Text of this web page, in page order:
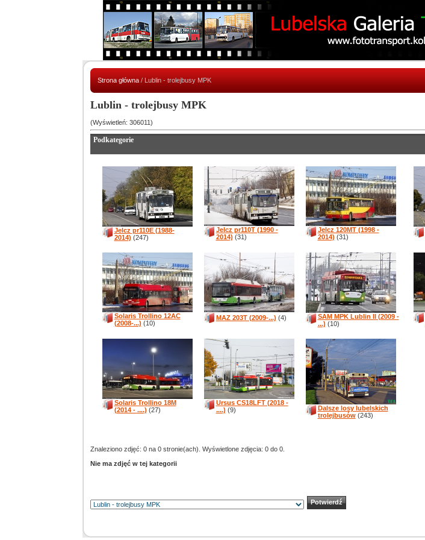
Strona główna/ Lublin - trolejbusy MPK
Lublin - trolejbusy MPK
(Wyświetleń: 306011)
Podkategorie
Jelcz pr110E (1988-
2014) (247)
Jelcz pr110T (1990 -
2014) (31)
Jelcz 120MT (1998 -
2014) (31)
Solaris Trollino 12AC
(2008-...) (10)
MAZ 203T (2009-...) (4)
SAM MPK Lublin II (2009 -
...) (10)
Solaris Trollino 18M
(2014 - ....) (27)
Ursus CS18LFT (2018 -
....) (9)
Dalsze losy lubelskich
trolejbusów(243)
Znaleziono zdjęć: 0 na 0 stronie(ach). Wyświetlone zdjęcia: 0 do 0.
Nie ma zdjęć w tej kategorii